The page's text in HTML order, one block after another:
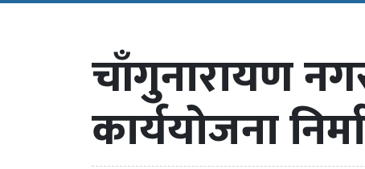
चाँगुनारायण
कार्ययोजना